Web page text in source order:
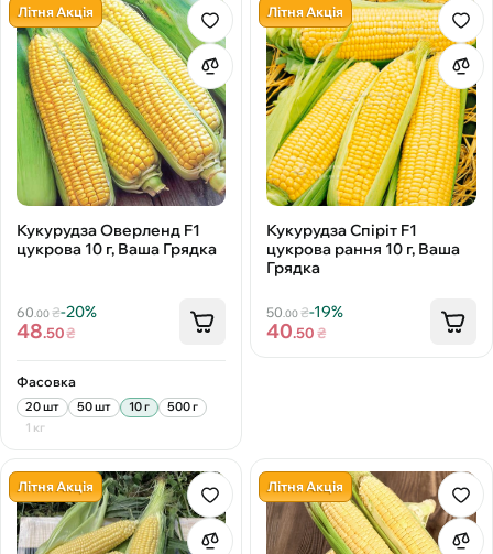
Літня Акція
Кукурудза Оверленд F1
цукрова 10 г, Ваша Грядка
60 .00₴-20%
48.50₴
Фасовка
20 шт 50 шт 10 г
500 г
1 кг
Літня Акція
Кукурудза Спіріт F1
цукрова рання 10 г, Ваша
Грядка
50 .00 ₴-19%
40.50₴
Літня Акція Літня Акція